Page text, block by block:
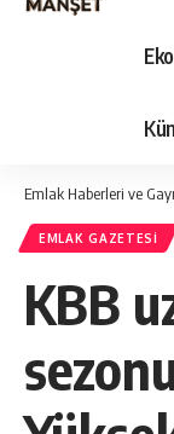
Emlak Haberleri ve
EMLAK GAZETESI
KBB